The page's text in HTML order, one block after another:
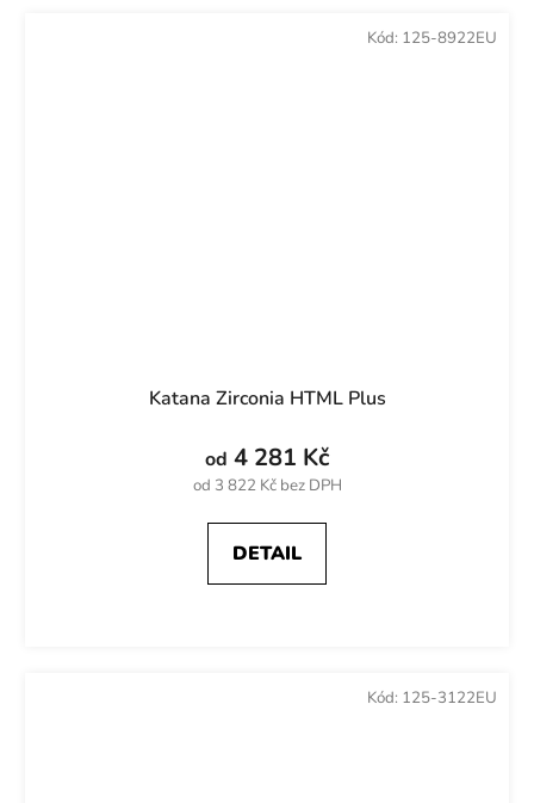
Katana Zirconia HTML Plus
od 3 822 Kč bez DPH
od 4 281 Kč
DETAIL
Kód: 125-8922EU
Kód: 125-3122EU